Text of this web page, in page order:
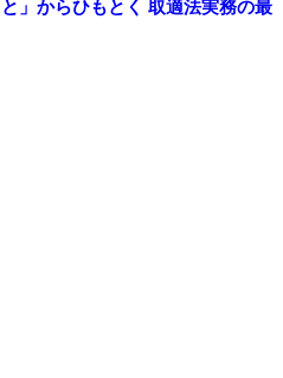
」からひもとく 取適法実務の最